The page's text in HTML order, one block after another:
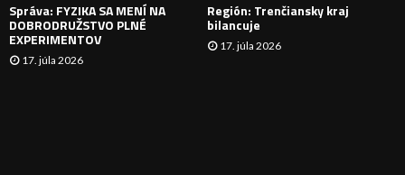
Správa: FYZIKA SA MENÍ NA
DOBRODRUŽSTVO PLNÉ
EXPERIMENTOV
17. júla 2026
Región: Trenčiansky kraj
bilancuje
17. júla 2026